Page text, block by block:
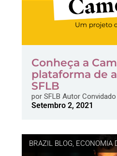
Conheça a
plataforma de
SFLB
porSFLB Autor Convidado
Setembro 2, 2021
BRAZIL BLOG, ECONOMIA